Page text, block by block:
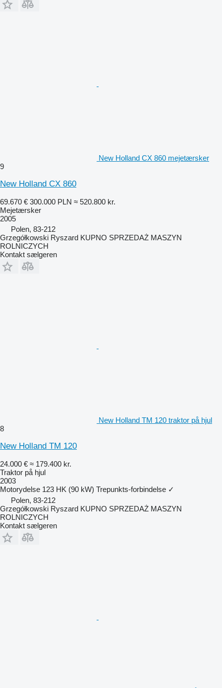
New Holland CX 860 mejetærsker
9
New Holland CX 860
69.670 € 300.000 PLN ≈ 520.800 kr.
Mejetærsker
2005
Polen, 83-212
Grzegółkowski Ryszard KUPNO SPRZEDAŻ MASZYN
ROLNICZYCH
Kontakt sælgeren
New Holland TM 120 traktor på hjul
8
New Holland TM 120
24.000 € ≈ 179.400 kr.
Traktor på hjul
2003
Motorydelse 123 HK (90 kW) Trepunkts-forbindelse ✓
Polen, 83-212
Grzegółkowski Ryszard KUPNO SPRZEDAŻ MASZYN
ROLNICZYCH
Kontakt sælgeren